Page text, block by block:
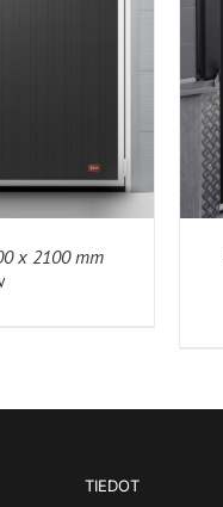
x 2100 mm
TIEDOT